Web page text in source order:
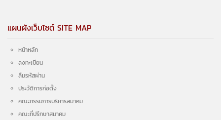
แผนผังเว็บไซต์ SITE MAP
หน้าหลัก
ลงทะเบียน
ลืมรหัสผ่าน
ประวัติการก่อตั้ง
คณะกรรมการบริหารสมาคม
คณะที่ปรึกษาสมาคม